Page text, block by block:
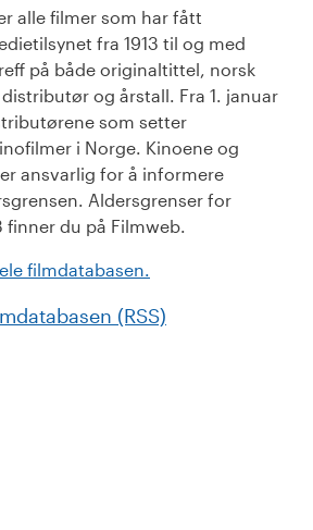
alle filmer som har fått
fra 1913 til og med
på både originaltittel, norsk
og årstall. Fra 1. januar
som setter
i Norge. Kinoene og
ansvarlig for å informere
Aldersgrenser for
finner du på Filmweb.
filmdatabasen.
(RSS)